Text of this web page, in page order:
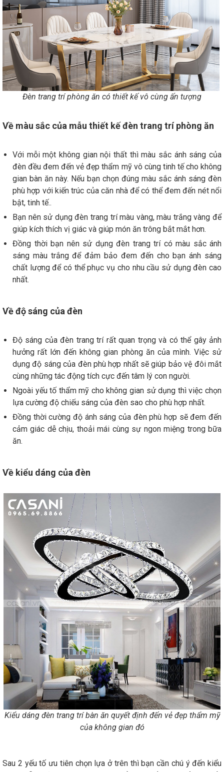
Đèn trang trí phòng ăn có thiết kế vô cùng ấn tượng
Về màu sắc của mẫu thiết kế đèn trang trí phòng ăn
Với mỗi một không gian nội thất thì màu sắc ánh sáng của
đèn đều đem đến vẻ đẹp thẩm mỹ vô cùng tinh tế cho không
gian bàn ăn này. Nếu bạn chọn đúng màu sắc ánh sáng đèn
phù hợp với kiến trúc của căn nhà để có thể đem đến nét nổi
bật, tinh tế..
Bạn nên sử dụng đèn trang trí màu vàng, màu trắng vàng để
giúp kích thích vị giác và giúp món ăn trông bắt mắt hơn.
Đồng thời bạn nên sử dụng đèn trang trí có màu sắc ánh
sáng màu trắng để đảm bảo đem đến cho bạn ánh sáng
chất lượng để có thể phục vụ cho nhu cầu sử dụng đèn cao
nhất.
Về độ sáng của đèn
Độ sáng của đèn trang trí rất quan trọng và có thể gây ảnh
hưởng rất lớn đến không gian phòng ăn của mình. Việc sử
dụng độ sáng của đèn phù hợp nhất sẽ giúp bảo vệ đôi mắt
cùng những tác động tích cực đến tâm lý con người.
Ngoài yếu tố thẩm mỹ cho không gian sử dụng thì việc chọn
lựa cường độ chiếu sáng của đèn sao cho phù hợp nhất.
Đồng thời cường độ ánh sáng của đèn phù hợp sẽ đem đến
cảm giác dễ chịu, thoải mái cùng sự ngon miệng trong bữa
ăn.
Về kiểu dáng của đèn
Kiểu dáng đèn trang trí bàn ăn quyết định đến vẻ đẹp thẩm mỹ
của không gian đó
Sau 2 yếu tố ưu tiên chọn lựa ở trên thì bạn cần chú ý đến kiểu